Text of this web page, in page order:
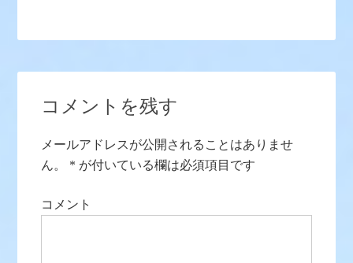
コメントを残す
メールアドレスが公開されることはありませ
ん。
* が付いている欄は必須項目です
コメント